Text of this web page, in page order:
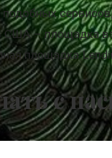
США – площадка
площадка
с